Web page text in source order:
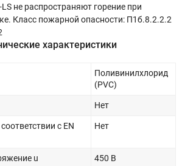
не распространяют горение при
Класс пожарной опасности: П1б.8.2.2.2
характеристики
Поливинилхлорид
(PVC)
Нет
с EN
Нет
u 450 В